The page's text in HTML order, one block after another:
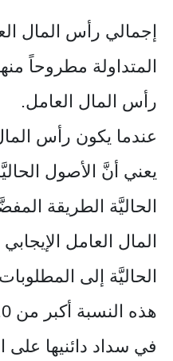
إجمالي رأس المال
المتداولة مطروحاً
رأس المال العامل.
عندما يكون رأس
يعني أنَّ الأصول
الحاليَّة الطريقة
المال العامل
الحاليَّة إلى
في سداد دائنيها على